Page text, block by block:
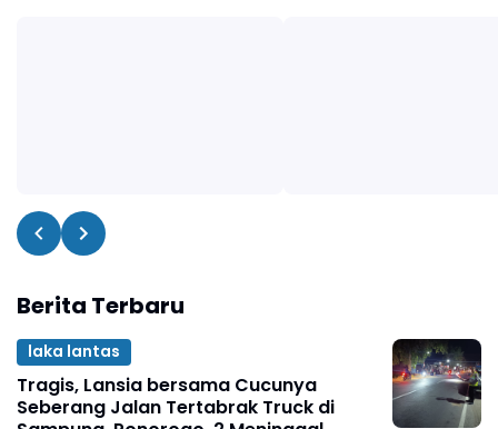
Berita Terbaru
laka lantas
Tragis, Lansia bersama Cucunya
Seberang Jalan Tertabrak Truck di